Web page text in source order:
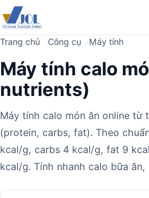
Trang chủ Công cụ Máy tính
Máy tính calo
nutrients)
Máy tính calo món ăn online từ
(protein, carbs, fat). Theo
kcal/g, carbs 4 kcal/g, fat 9
kcal/g. Tính nhanh calo bữa